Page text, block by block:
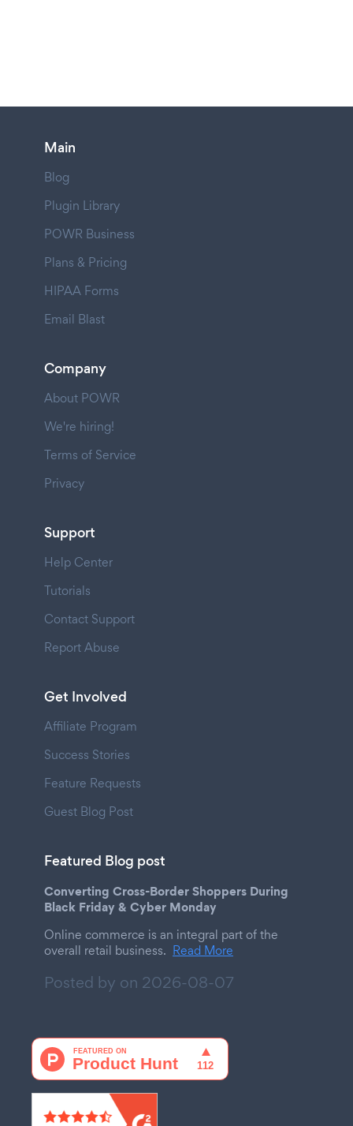
Main
Blog
Plugin Library
POWR Business
Plans & Pricing
HIPAA Forms
Email Blast
Company
About POWR
We're hiring!
Terms of Service
Privacy
Support
Help Center
Tutorials
Contact Support
Report Abuse
Get Involved
Affiliate Program
Success Stories
Feature Requests
Guest Blog Post
Featured Blog post
Converting Cross-Border Shoppers During
Black Friday & Cyber Monday
Online commerce is an integral part of the
overall retail business. Read More
Posted by on 2026-08-07